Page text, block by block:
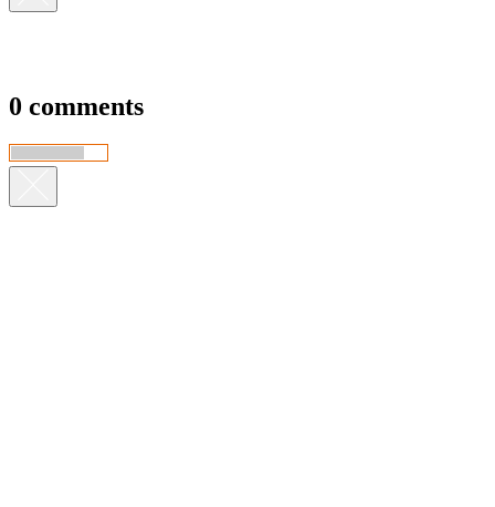
0 comments